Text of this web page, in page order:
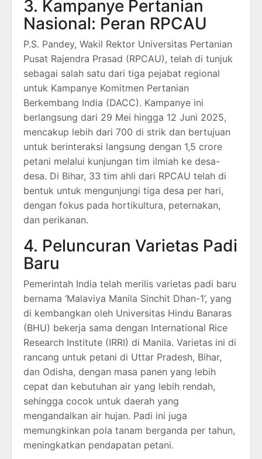
3. Kampanye Pertanian
Nasional: Peran RPCAU
P.S. Pandey, Wakil Rektor Universitas Pertanian
Pusat Rajendra Prasad (RPCAU), telah di tunjuk
sebagai salah satu dari tiga pejabat regional
untuk Kampanye Komitmen Pertanian
Berkembang India (DACC). Kampanye ini
berlangsung dari 29 Mei hingga 12 Juni 2025,
mencakup lebih dari 700 di strik dan bertujuan
untuk berinteraksi langsung dengan 1,5 crore
petani melalui kunjungan tim ilmiah ke desa-
desa. Di Bihar, 33 tim ahli dari RPCAU telah di
bentuk untuk mengunjungi tiga desa per hari,
dengan fokus pada hortikultura, peternakan,
dan perikanan.
4. Peluncuran Varietas Padi
Baru
Pemerintah India telah merilis varietas padi baru
bernama ‘Malaviya Manila Sinchit Dhan-1’, yang
di kembangkan oleh Universitas Hindu Banaras
(BHU) bekerja sama dengan International Rice
Research Institute (IRRI) di Manila. Varietas ini di
rancang untuk petani di Uttar Pradesh, Bihar,
dan Odisha, dengan masa panen yang lebih
cepat dan kebutuhan air yang lebih rendah,
sehingga cocok untuk daerah yang
mengandalkan air hujan. Padi ini juga
memungkinkan pola tanam berganda per tahun,
meningkatkan pendapatan petani.